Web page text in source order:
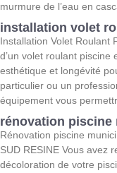
murmure de l’eau en
installation volet
Installation Volet Roulant
d’un volet roulant piscine
esthétique et longévité
particulier ou un
équipement vous
rénovation piscine
Rénovation piscine
SUD RESINE Vous avez
décoloration de votre